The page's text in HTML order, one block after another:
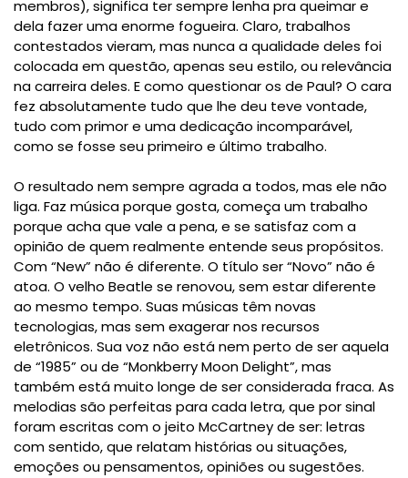
membros), significa ter sempre lenha pra queimar e
dela fazer uma enorme fogueira. Claro, trabalhos
contestados vieram, mas nunca a qualidade deles foi
colocada em questão, apenas seu estilo, ou relevância
na carreira deles. E como questionar os de Paul? O cara
fez absolutamente tudo que lhe deu teve vontade,
tudo com primor e uma dedicação incomparável,
como se fosse seu primeiro e último trabalho.
O resultado nem sempre agrada a todos, mas ele não
liga. Faz música porque gosta, começa um trabalho
porque acha que vale a pena, e se satisfaz com a
opinião de quem realmente entende seus propósitos.
Com “New” não é diferente. O título ser “Novo” não é
atoa. O velho Beatle se renovou, sem estar diferente
ao mesmo tempo. Suas músicas têm novas
tecnologias, mas sem exagerar nos recursos
eletrônicos. Sua voz não está nem perto de ser aquela
de “1985” ou de “Monkberry Moon Delight”, mas
também está muito longe de ser considerada fraca. As
melodias são perfeitas para cada letra, que por sinal
foram escritas com o jeito McCartney de ser: letras
com sentido, que relatam histórias ou situações,
emoções ou pensamentos, opiniões ou sugestões.